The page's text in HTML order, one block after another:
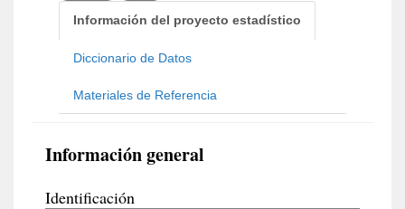
Información del proyecto estadístico
Diccionario de Datos
Materiales de Referencia
Información general
Identificación